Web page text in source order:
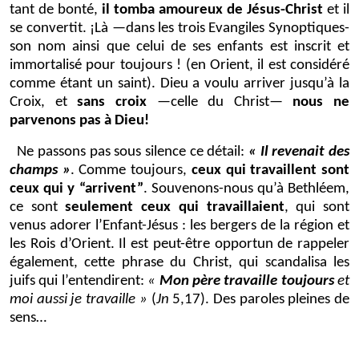
tant de bonté, il tomba amoureux de Jésus-Christ et il
se convertit. ¡Là —dans les trois Evangiles Synoptiques-
son nom ainsi que celui de ses enfants est inscrit et
immortalisé pour toujours ! (en Orient, il est considéré
comme étant un saint). Dieu a voulu arriver jusqu’à la
Croix, etsans croix —celle du Christ— nous ne
parvenons pas à Dieu!
Ne passons pas sous silence ce détail: « Il revenait des
champs ». Comme toujours, ceux qui travaillent sont
ceux qui y “arrivent”. Souvenons-nous qu’à Bethléem,
ce sontseulement ceux qui travaillaient, qui sont
venus adorer l’Enfant-Jésus : les bergers de la région et
les Rois d’Orient. Il est peut-être opportun de rappeler
également, cette phrase du Christ, qui scandalisa les
juifs qui l’entendirent: « Mon père travaille toujourset
moi aussi je travaille » (Jn 5,17). Des paroles pleines de
sens…